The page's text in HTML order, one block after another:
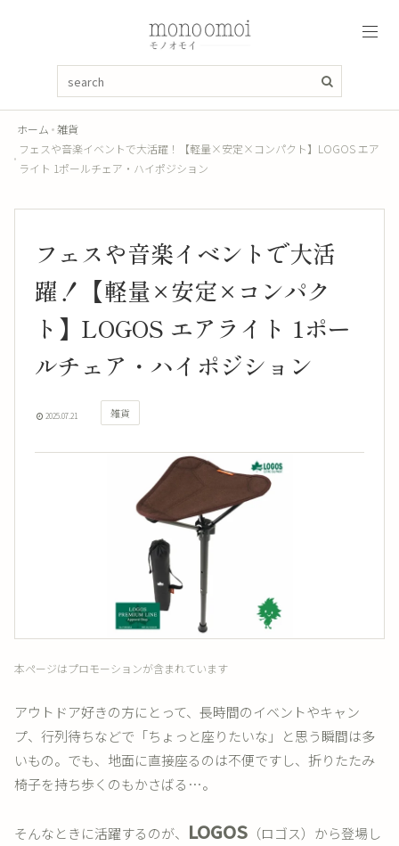
ホーム 雑貨
フェスや音楽イベントで大活躍！【軽量×安定×コンパクト】LOGOS エア
ライト 1ポールチェア・ハイポジション
フェスや音楽イベントで大活
躍！【軽量×安定×コンパク
ト】LOGOS エアライト 1ポー
ルチェア・ハイポジション
2025.07.21 雑貨
本ページはプロモーションが含まれています
アウトドア好きの方にとって、長時間のイベントやキャン
プ、行列待ちなどで「ちょっと座りたいな」と思う瞬間は多
いもの。でも、地面に直接座るのは不便ですし、折りたたみ
椅子を持ち歩くのもかさばる…。
そんなときに活躍するのが、 LOGOS （ロゴス）から登場し